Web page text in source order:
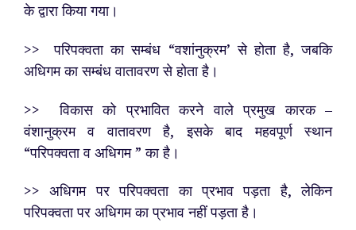
के द्वारा किया गया।
>> परिपक्वता का सम्बंध “वशांनुक्रम’ से होता है, जबकि
अधिगम का सम्बंध वातावरण से होता है।
>> विकास को प्रभावित करने वाले प्रमुख कारक –
वंशानुक्रम व वातावरण है, इसके बाद महवपूर्ण स्थान
“परिपक्वता व अधिगम ” का है।
>> अधिगम पर परिपक्वता का प्रभाव पड़ता है, लेकिन
परिपक्वता पर अधिगम का प्रभाव नहीं पड़ता है।